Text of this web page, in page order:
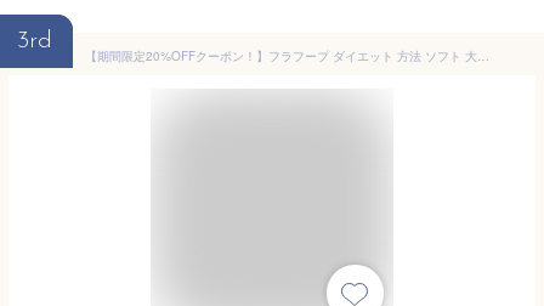
3rd
【期間限定20%OFFクーポン！】フラフープ ダイエット 方法 ソフト 大人 人気 ウエスト フィットネス 重い 折りたたみ式 ポータブル フラフープソフト 柔らかい 軽量 フラサークル ストライン訓練 お腹 有酸素運動 高効率発汗 シェイプアップ リング 静音 公園用 室内